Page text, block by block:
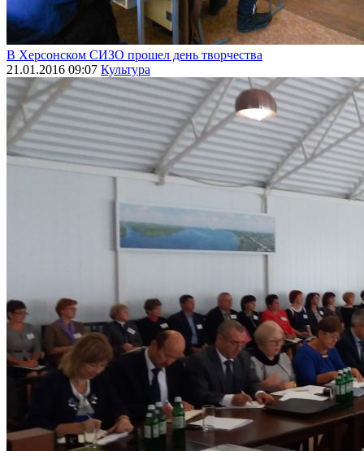
В Херсонском СИЗО прошел день творчества
21.01.2016 09:07 Культура